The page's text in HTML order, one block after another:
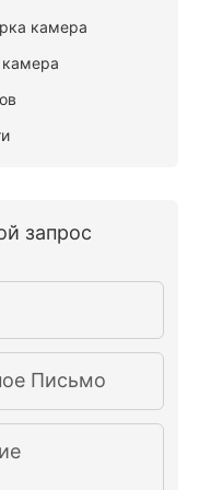
камера
камера
запрос
Письмо